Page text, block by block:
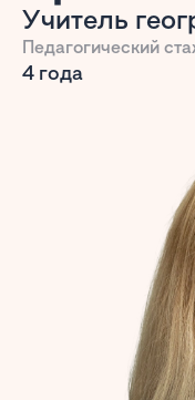
Учитель
Педагогический
4 года